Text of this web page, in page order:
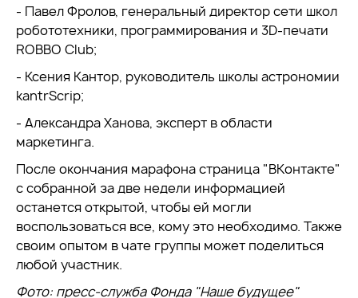
- Павел Фролов, генеральный директор сети школ
робототехники, программирования и 3D-печати
ROBBO Club;
- Ксения Кантор, руководитель школы астрономии
kantrScrip;
- Александра Ханова, эксперт в области
маркетинга.
После окончания марафона страница "ВКонтакте"
с собранной за две недели информацией
останется открытой, чтобы ей могли
воспользоваться все, кому это необходимо. Также
своим опытом в чате группы может поделиться
любой участник.
Фото: пресс-служба Фонда "Наше будущее"